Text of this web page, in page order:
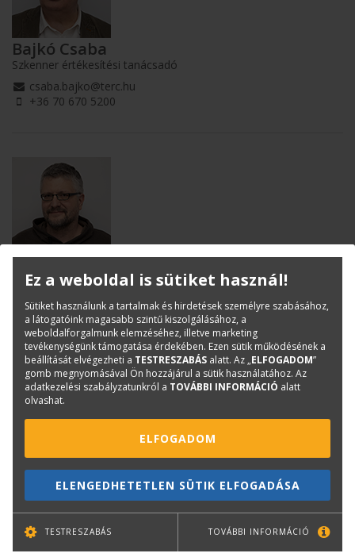
Bajkó Csaba
Szkenner értékesítési tanácsadó
csaba.bajko@terc.hu
+36 70 670 5200
Rendszermérnök
robert.dobos@terc.hu
+36 70 670 5197
Németh Balázs Sándor
Szerviztechnikus
s.balazs.nemeth@terc.hu
+36 30 464 1225
Ez a weboldal is sütiket használ!
Sütiket használunk a tartalmak és hirdetések személyre szabásához,
a látogatóink magasabb szintű kiszolgálásához, a
weboldalforgalmunk elemzéséhez, illetve marketing
tevékenységünk támogatása érdekében. Ezen sütik működésének a
beállítását elvégezheti a TESTRESZABÁS alatt. Az „ELFOGADOM”
gomb megnyomásával Ön hozzájárul a sütik használatához. Az
adatkezelési szabályzatunkról a TOVÁBBI INFORMÁCIÓ alatt
olvashat.
ELFOGADOM
ELENGEDHETETLEN SÜTIK ELFOGADÁSA
TESTRESZABÁS TOVÁBBI INFORMÁCIÓ